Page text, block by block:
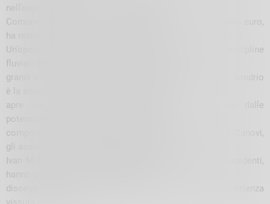
nell’organizzazione della manifestazione, il
Comune di Sondrio, con un investimento di duecentomila euro,
ha realizzato il campo di gara sull’Adda.
Un’opera importante che è pronta ad ospitare altre discipline
f
grandi eventi e del turismo sportivo legati all’acqua. Per Sondrio
è la scoperta di una nuova vocazione che
apre
dalle
potenzialità
componenti della Giunta comunale, oltre al vicesindaco Canovi,
gli assessori
Ivan Munarini
, dopo aver seguito le gare nei giorni precedenti,
hanno potuto provare l’ebbrezza di una
discesa in gommone, imitando a livello amatoriale l’esperienza